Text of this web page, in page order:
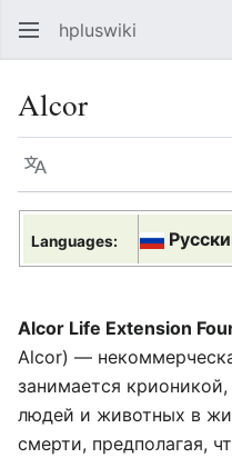
hpluswiki
Alcor
Язык
Languages:
Alcor Life Extension
Alcor) —
занимается
людей и животных в
смерти, предполагая,